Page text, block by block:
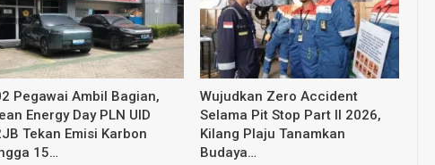
Pegawai Ambil Bagian,
Energy Day PLN UID
Tekan Emisi Karbon
15…
Wujudkan Zero Accident
Selama Pit Stop Part II 2026,
Kilang Plaju Tanamkan
Budaya…